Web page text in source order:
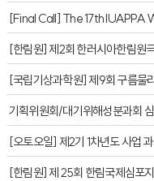
[Final Call] The 17th
[한림원] 제2회 한러시아한림원
[국립기상과학원] 제9회 구름물
기획위원회/대기위해성분과회
[오토오일] 제2기 1차년도 사업
[한림원] 제 25회 한림국제심포